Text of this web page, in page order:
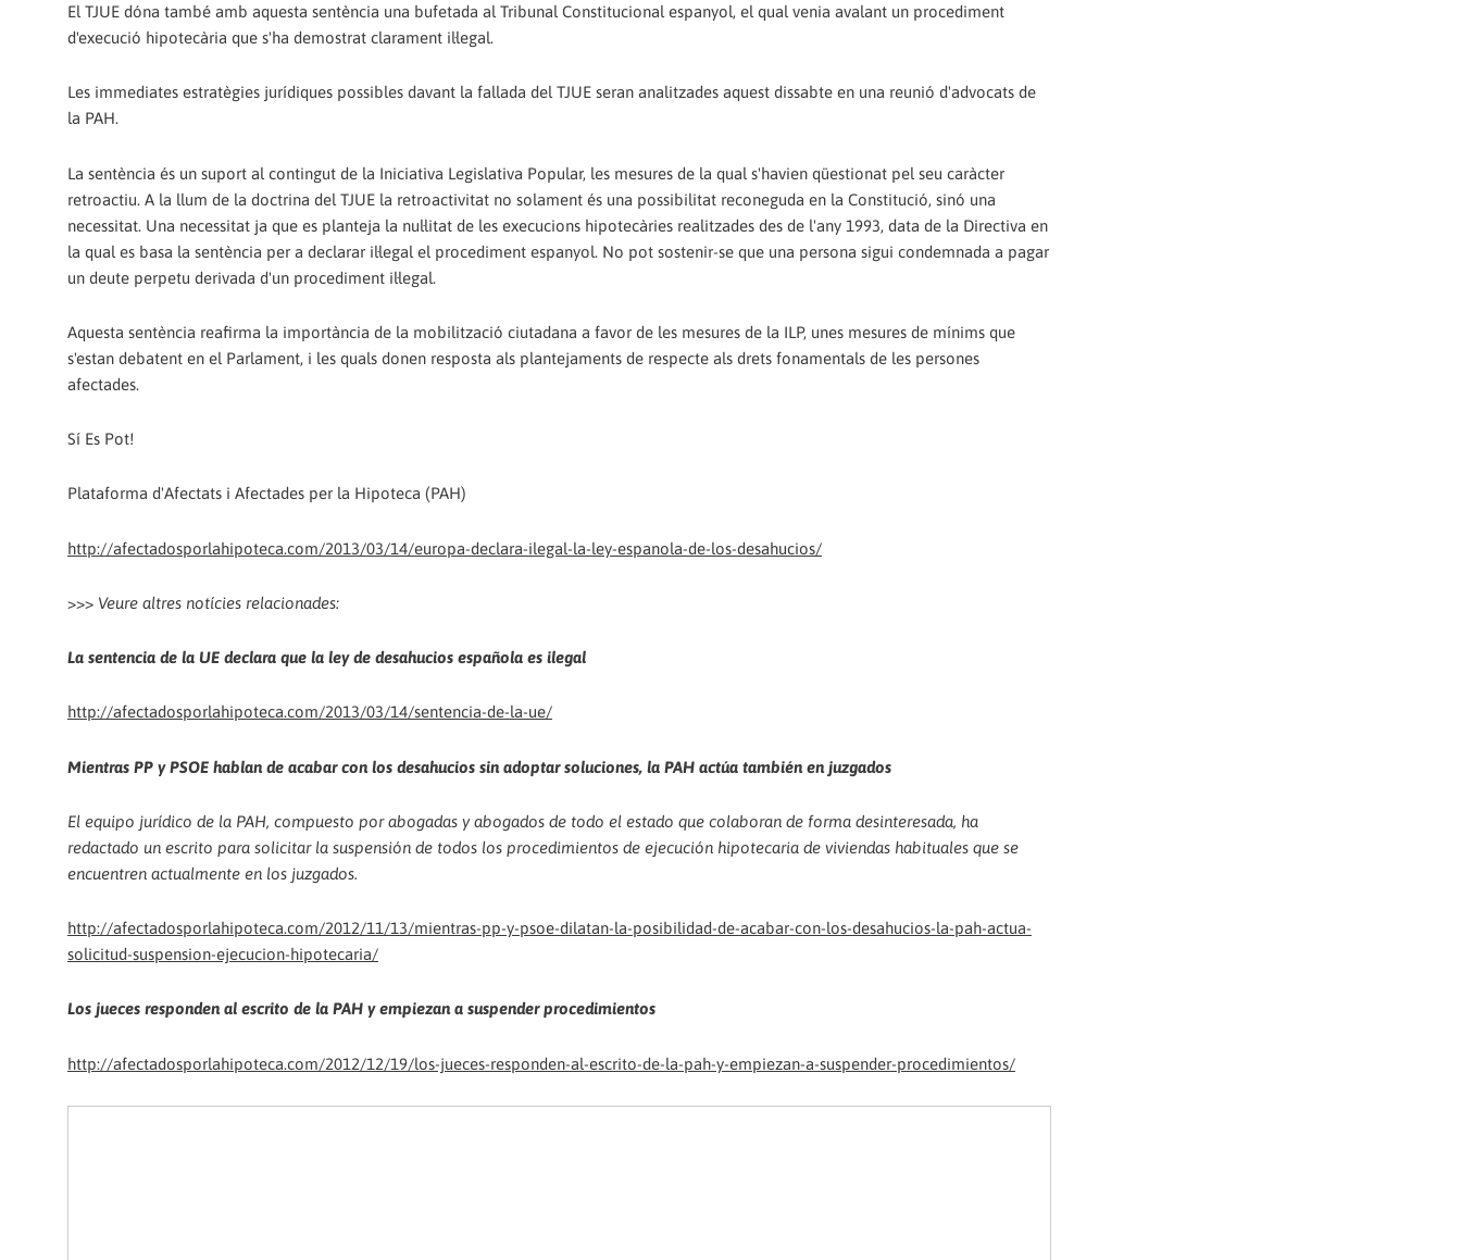
El TJUE dóna també amb aquesta sentència una bufetada al Tribunal Constitucional espanyol, el qual venia avalant un procediment
d'execució hipotecària que s'ha demostrat clarament il·legal.
Les immediates estratègies jurídiques possibles davant la fallada del TJUE seran analitzades aquest dissabte en una reunió d'advocats de
la PAH.
La sentència és un suport al contingut de la Iniciativa Legislativa Popular, les mesures de la qual s'havien qüestionat pel seu caràcter
retroactiu. A la llum de la doctrina del TJUE la retroactivitat no solament és una possibilitat reconeguda en la Constitució, sinó una
necessitat. Una necessitat ja que es planteja la nul·litat de les execucions hipotecàries realitzades des de l'any 1993, data de la Directiva en
la qual es basa la sentència per a declarar il·legal el procediment espanyol. No pot sostenir-se que una persona sigui condemnada a pagar
un deute perpetu derivada d'un procediment il·legal.
Aquesta sentència reafirma la importància de la mobilització ciutadana a favor de les mesures de la ILP, unes mesures de mínims que
s'estan debatent en el Parlament, i les quals donen resposta als plantejaments de respecte als drets fonamentals de les persones
afectades.
Sí Es Pot!
Plataforma d'Afectats i Afectades per la Hipoteca (PAH)
http://afectadosporlahipoteca.com/2013/03/14/europa-declara-ilegal-la-ley-espanola-de-los-desahucios/
>>> Veure altres notícies relacionades:
La sentencia de la UE declara que la ley de desahucios española es ilegal
http://afectadosporlahipoteca.com/2013/03/14/sentencia-de-la-ue/
Mientras PP y PSOE hablan de acabar con los desahucios sin adoptar soluciones, la PAH actúa también en juzgados
El equipo jurídico de la PAH, compuesto por abogadas y abogados de todo el estado que colaboran de forma desinteresada, ha
redactado un escrito para solicitar la suspensión de todos los procedimientos de ejecución hipotecaria de viviendas habituales que se
encuentren actualmente en los juzgados.
http://afectadosporlahipoteca.com/2012/11/13/mientras-pp-y-psoe-dilatan-la-posibilidad-de-acabar-con-los-desahucios-la-pah-actua-
solicitud-suspension-ejecucion-hipotecaria/
Los jueces responden al escrito de la PAH y empiezan a suspender procedimientos
http://afectadosporlahipoteca.com/2012/12/19/los-jueces-responden-al-escrito-de-la-pah-y-empiezan-a-suspender-procedimientos/